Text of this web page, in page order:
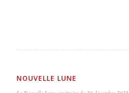
NOUVELLE LUNE